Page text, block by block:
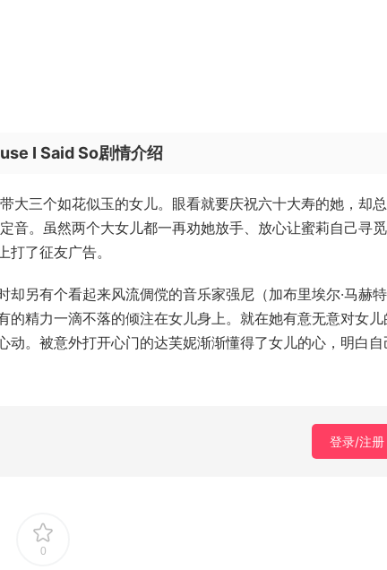
I Said So剧情介绍
大三个如花似玉的女儿。眼看就要庆祝六十大寿的她，却
音。虽然两个大女儿都一再劝她放手、放心让蜜莉自己寻
了征友广告。
另有个看起来风流倜傥的音乐家强尼（加布里埃尔·马赫
的精力一滴不落的倾注在女儿身上。就在她有意无意对女儿
。被意外打开心门的达芙妮渐渐懂得了女儿的心，明白自
登录/注册
0